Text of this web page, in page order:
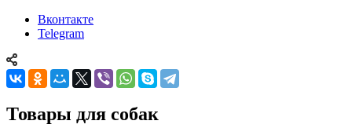
Вконтакте
Telegram
Товары для собак